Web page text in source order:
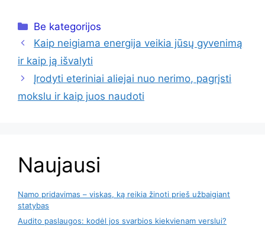
Kategorijos
Be kategorijos
Kaip neigiama energija veikia jūsų gyvenimą
ir kaip ją išvalyti
Įrodyti eteriniai aliejai nuo nerimo, pagrįsti
mokslu ir kaip juos naudoti
Naujausi
Namo pridavimas – viskas, ką reikia žinoti prieš užbaigiant
statybas
Audito paslaugos: kodėl jos svarbios kiekvienam verslui?